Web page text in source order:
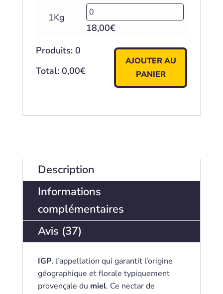
1Kg
18,00€
Produits: 0
Total: 0,00€
e
T
o
t
a
$
0
.
0
AJOUTER AU
PANIER
Description
Informations
complémentaires
Avis (37)
IGP, l’appellation qui garantit l’origine
géographique et florale typiquement
provençale du miel. Ce nectar de